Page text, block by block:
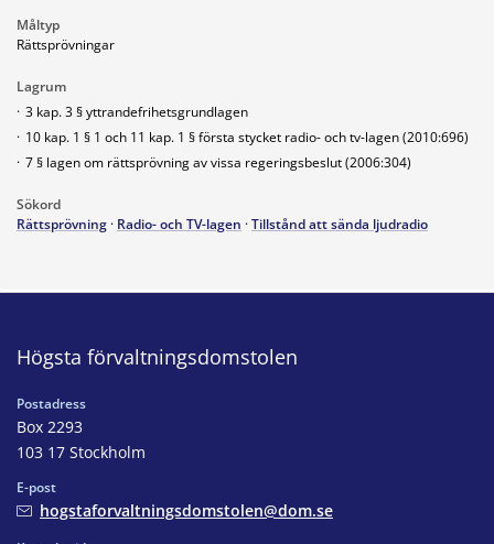
Måltyp
Rättsprövningar
Lagrum
· 3 kap. 3 § yttrandefrihetsgrundlagen
· 10 kap. 1 § 1 och 11 kap. 1 § första stycket radio- och tv-lagen (2010:696)
· 7 § lagen om rättsprövning av vissa regeringsbeslut (2006:304)
Sökord
Rättsprövning · Radio- och TV-lagen ·Tillstånd att sända ljudradio
Högsta förvaltningsdomstolen
Postadress
Box 2293
103 17 Stockholm
E-post
hogstaforvaltningsdomstolen@dom.se